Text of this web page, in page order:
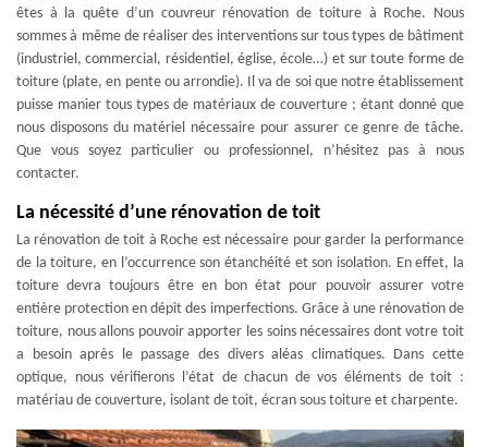
êtes à la quête d’un couvreur rénovation de toiture à Roche. Nous
sommes à même de réaliser des interventions sur tous types de bâtiment
(industriel, commercial, résidentiel, église, école…) et sur toute forme de
toiture (plate, en pente ou arrondie). Il va de soi que notre établissement
puisse manier tous types de matériaux de couverture ; étant donné que
nous disposons du matériel nécessaire pour assurer ce genre de tâche.
Que vous soyez particulier ou professionnel, n’hésitez pas à nous
contacter.
La nécessité d’une rénovation de toit
La rénovation de toit à Roche est nécessaire pour garder la performance
de la toiture, en l’occurrence son étanchéité et son isolation. En effet, la
toiture devra toujours être en bon état pour pouvoir assurer votre
entière protection en dépit des imperfections. Grâce à une rénovation de
toiture, nous allons pouvoir apporter les soins nécessaires dont votre toit
a besoin après le passage des divers aléas climatiques. Dans cette
optique, nous vérifierons l’état de chacun de vos éléments de toit :
matériau de couverture, isolant de toit, écran sous toiture et charpente.